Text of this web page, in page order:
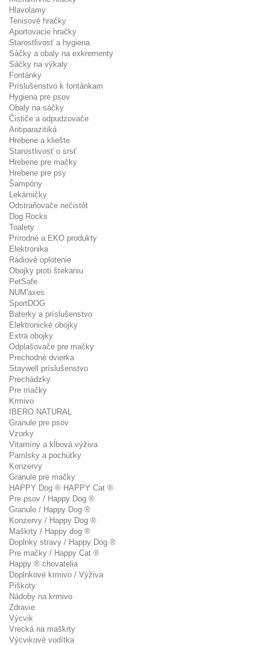
Hlavolamy
Tenisové hračky
Aportovacie hračky
Starostlivosť a hygiena
Sáčky a obaly na exkrementy
Sáčky na výkaly
Fontánky
Príslušenstvo k fontánkam
Hygiena pre psov
Obaly na sáčky
Čističe a odpudzovače
Antiparazitiká
Hrebene a kliešte
Starostlivosť o srsť
Hrebene pre mačky
Hrebene pre psy
Šampóny
Lekárničky
Odstraňovače nečistôt
Dog Rocks
Toalety
Prírodné a EKO produkty
Elektronika
Rádiové oplotenie
Obojky proti štekaniu
PetSafe
NUM'axes
SportDOG
Baterky a príslušenstvo
Elektronické obojky
Extra obojky
Odplašovače pre mačky
Prechodné dvierka
Staywell príslušenstvo
Prechádzky
Pre mačky
Krmivo
IBERO NATURAL
Granule pre psov
Vzorky
Vitamíny a kĺbová výživa
Pamlsky a pochúťky
Konzervy
Granule pre mačky
HAPPY Dog ® HAPPY Cat ®
Pre psov / Happy Dog ®
Granule / Happy Dog ®
Konzervy / Happy Dog ®
Maškrty / Happy dog ®
Doplnky stravy / Happy Dog ®
Pre mačky / Happy Cat ®
Happy ® chovatelia
Doplnkové krmivo / Výživa
Piškóty
Nádoby na krmivo
Zdravie
Výcvik
Vrecká na maškrty
Výcvikové vodítka